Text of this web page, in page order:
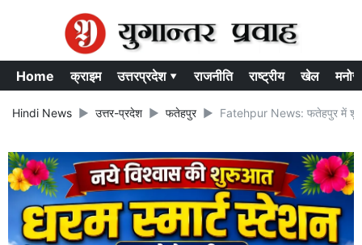
Home क्राइम उत्तरप्रदेश ▾ राजनीति राष्ट्रीय खेल
Hindi News उत्तर-प्रदेश फतेहपुर Fatehpur News: फतेहपुर में शुरू